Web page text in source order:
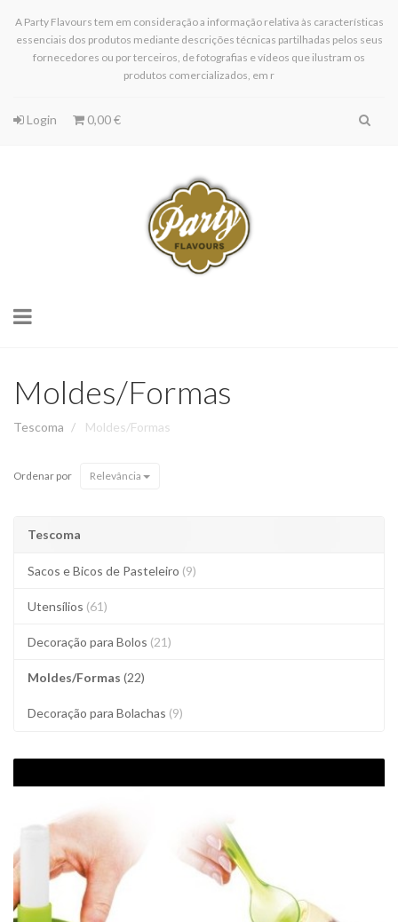
A Party Flavours tem em consideração a informação relativa às características
essenciais dos produtos mediante descrições técnicas partilhadas pelos seus
fornecedores ou por terceiros, de fotografias e vídeos que ilustram os
produtos comercializados, em r
Login 0,00 €
Toggle
Moldes/Formas
Tescoma Moldes/Formas
Ordenar por Relevância
Tescoma
Sacos e Bicos de Pasteleiro (9)
Utensílios (61)
Decoração para Bolos (21)
Moldes/Formas (22)
Decoração para Bolachas (9)